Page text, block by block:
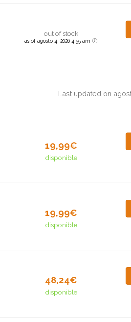
out of stock
as of agosto 4, 2026 4:55 am
Last updated on
19,99€
disponible
19,99€
disponible
48,24€
disponible